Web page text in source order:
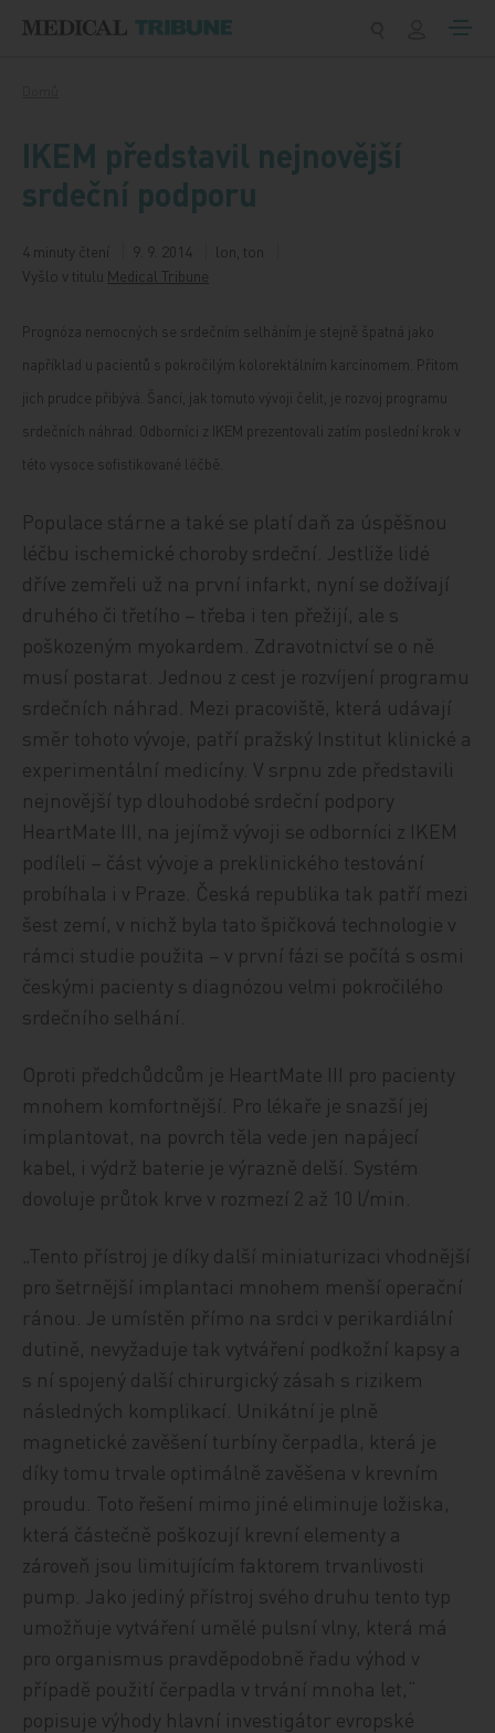
IKEM představil nejnovější
srdeční podporu
4 minuty čtení 9. 9. 2014
lon, ton
Vyšlo v titulu Medical Tribune
Prognóza nemocných se srdečním selháním je stejně špatná jako
například u pacientů s pokročilým kolorektálním karcinomem. Přitom
jich prudce přibývá. Šancí, jak tomuto vývoji čelit, je rozvoj programu
srdečních náhrad. Odborníci z IKEM prezentovali zatím poslední krok v
této vysoce sofistikované léčbě.
Populace stárne a také se platí daň za úspěšnou
léčbu ischemické choroby srdeční. Jestliže lidé
dříve zemřeli už na první infarkt, nyní se dožívají
druhého či třetího – třeba i ten přežijí, ale s
poškozeným myokardem. Zdravotnictví se o ně
musí postarat. Jednou z cest je rozvíjení programu
srdečních náhrad. Mezi pracoviště, která udávají
směr tohoto vývoje, patří pražský Institut klinické a
experimentální medicíny. V srpnu zde představili
nejnovější typ dlouhodobé srdeční podpory
HeartMate III, na jejímž vývoji se odborníci z IKEM
podíleli – část vývoje a preklinického testování
probíhala i v Praze. Česká republika tak patří mezi
šest zemí, v nichž byla tato špičková technologie v
rámci studie použita – v první fázi se počítá s osmi
českými pacienty s diagnózou velmi pokročilého
srdečního selhání.
Oproti předchůdcům je HeartMate III pro pacienty
mnohem komfortnější. Pro lékaře je snazší jej
implantovat, na povrch těla vede jen napájecí
kabel, i výdrž baterie je výrazně delší. Systém
dovoluje průtok krve v rozmezí 2 až 10 l/min.
„Tento přístroj je díky další miniaturizaci vhodnější
pro šetrnější implantaci mnohem menší operační
ránou. Je umístěn přímo na srdci v perikardiální
dutině, nevyžaduje tak vytváření podkožní kapsy a
s ní spojený další chirurgický zásah s rizikem
následných komplikací. Unikátní je plně
magnetické zavěšení turbíny čerpadla, která je
díky tomu trvale optimálně zavěšena v krevním
proudu. Toto řešení mimo jiné eliminuje ložiska,
která částečně poškozují krevní elementy a
zároveň jsou limitujícím faktorem trvanlivosti
pump. Jako jediný přístroj svého druhu tento typ
umožňuje vytváření umělé pulsní vlny, která má
pro organismus pravděpodobně řadu výhod v
případě použití čerpadla v trvání mnoha let,“
popisuje výhody hlavní investigátor evropské